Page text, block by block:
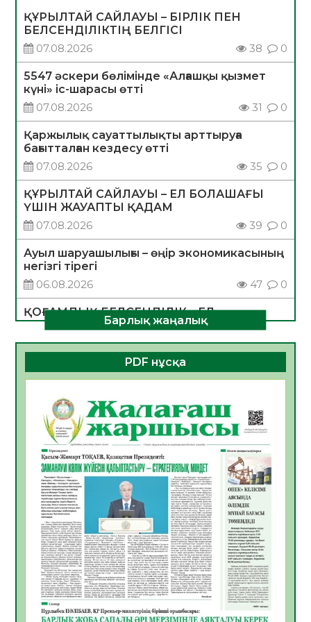
ҚҰРЫЛТАЙ САЙЛАУЫ – БІРЛІК ПЕН
БЕЛСЕНДІЛІКТІҢ БЕЛГІСІ
07.08.2026
38 0
5547 әскери бөлімінде «Алғашқы қызмет
күні» іс-шарасы өтті
07.08.2026
31 0
Қаржылық сауаттылықты арттыруға
бағытталған кездесу өтті
07.08.2026
35 0
ҚҰРЫЛТАЙ САЙЛАУЫ – ЕЛ БОЛАШАҒЫ
ҮШІН ЖАУАПТЫ ҚАДАМ
07.08.2026
39 0
Ауыл шаруашылығы – өңір экономикасының
негізгі тірегі
06.08.2026
47 0
ҚОҒАМДЫҚ БЕЛСЕНДІЛІК – ЕЛ
ДАМУЫНЫҢ НЕГІЗІ
06.08.2026
45 0
ҚҰРЫЛТАЙ САЙЛАУЫ – БОЛАШАҚҚА
06.08.2026
Инфекциялық ауруларға қарсы иммундау
жұмыстарының тиімділігі
06.08.2026
49
Көкжөтел ауруы туралы
06.08.2026
45
АПВ вакцинасы туралы мәлімет
06.08.2026
44
Open Air: Қызылорда облысы полиция
департаменті 20 мыңнан астам
көрерменнің қауіпсіздігін қамтамасыз етті
Барлық жаңалық
PDF нұсқа